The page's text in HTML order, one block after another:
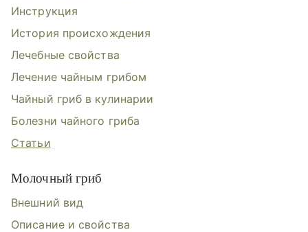
Инструкция
История происхождения
Лечебные свойства
Лечение чайным грибом
Чайный гриб в кулинарии
Болезни чайного гриба
Статьи
Молочный гриб
Внешний вид
Описание и свойства